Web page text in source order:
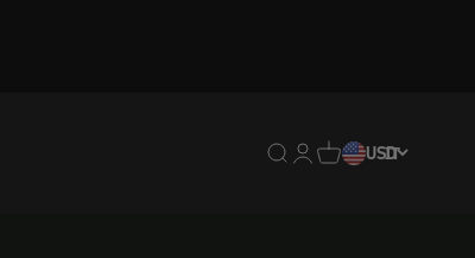
Traduzione mancante:
Traduzione
Traduzione
USD
IT